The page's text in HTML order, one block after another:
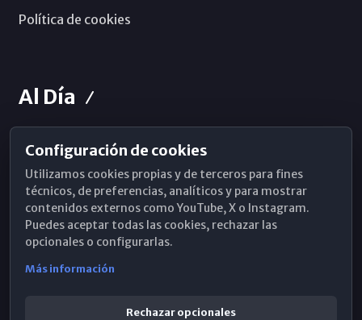
Política de cookies
Al Día
Horarios de Misa
Hemeroteca
WhatsApp
Configuración de cookies
Utilizamos cookies propias y de terceros para fines
técnicos, de preferencias, analíticos y para mostrar
contenidos externos como YouTube, X o Instagram.
Puedes aceptar todas las cookies, rechazar las
opcionales o configurarlas.
Más información
Rechazar opcionales